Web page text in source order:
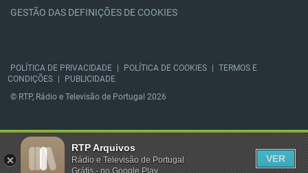
GESTÃO DAS DEFINIÇÕES DE COOKIES
POLÍTICA DE PRIVACIDADE POLÍTICA DE COOKIES
TERMOS E
CONDIÇÕES
PUBLICIDADE
© RTP, Rádio e Televisão de Portugal 2026
RTP Arquivos
Rádio e Televisão de Portugal
Grátis - no Google Play
VER